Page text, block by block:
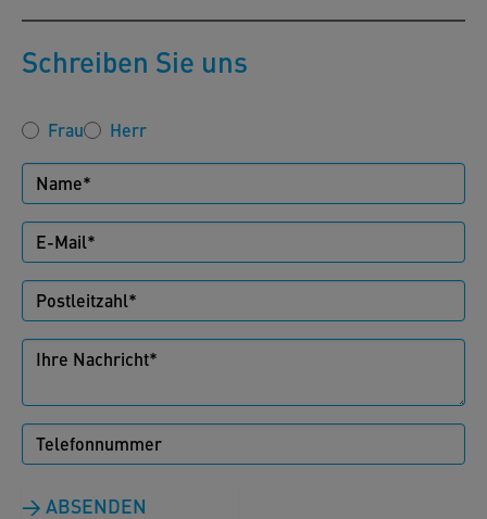
Schreiben Sie uns
Frau Herr
ABSENDEN